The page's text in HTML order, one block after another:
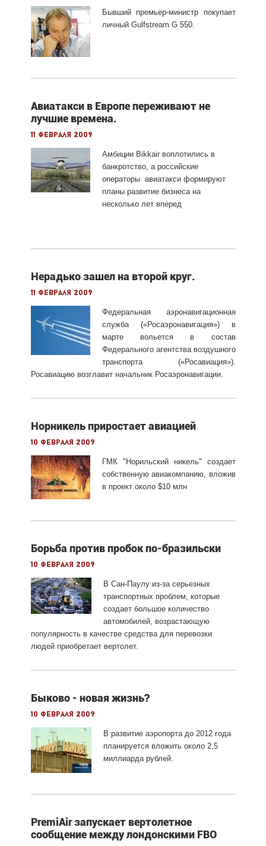
Бывший премьер-министр покупает
личный Gulfstream G 550.
Авиатакси в Европе переживают не
лучшие времена.
11 февраля 2009
Амбиции Bikkair воплотились в
банкротство, а российские
операторы авиатакси формируют
планы развитие бизнеса на
несколько лет вперед
Нерадько зашел на второй круг.
11 февраля 2009
Федеральная аэронавигационная
служба («Росаэронавигация») в
марте вольется в состав
Федерального агентства воздушного
транспорта («Росавиация»).
Росавиацию возглавит начальник Росаэронавигации.
Норникель приростает авиацией
10 февраля 2009
ГМК "Норильский никель" создает
собственную авиакомпанию, вложив
в проект около $10 млн
Борьба против пробок по-бразильски
10 февраля 2009
В Сан-Паулу из-за серьезных
транспортных проблем, которые
создает большое количество
автомобилей, возрастающую
популярность в качестве средства для перевозки
людей приобретает вертолет.
Быково - новая жизнь?
10 февраля 2009
В развитие аэропорта до 2012 года
планируется вложить около 2,5
миллиарда рублей.
PremiAir запускает вертолетное
сообщение между лондонскими FBO